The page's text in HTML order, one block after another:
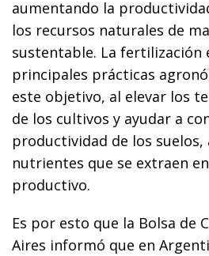
aumentando la
los recursos naturales de
sustentable. La fertilización
principales prácticas
este objetivo, al elevar los
de los cultivos y ayudar a
productividad de los suelos,
nutrientes que se extraen
productivo.
Es por esto que la Bolsa de
Aires informó que en